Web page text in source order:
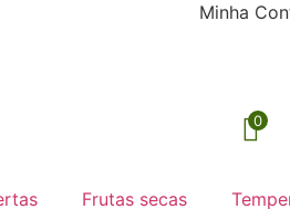
Minha
0
Frutas secas